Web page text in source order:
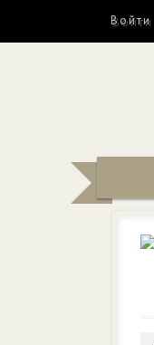
Войти